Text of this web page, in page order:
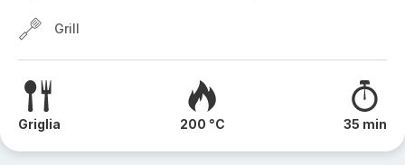
Grill
Griglia 200 °C 35 min